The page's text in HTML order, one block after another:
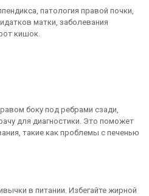
патология правой почки,
матки, заболевания
кишок.
боку под ребрами сзади,
для диагностики. Это поможет
такие как проблемы с печенью
в питании. Избегайте жирной